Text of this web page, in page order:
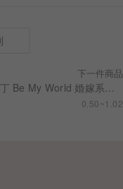
下一件商品
阿拉丁 Be My World 婚嫁系列 求婚鑽戒 RSDA01
0.50~1.02